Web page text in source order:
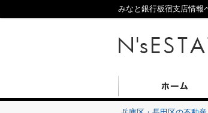
みなと銀行板宿支店情報